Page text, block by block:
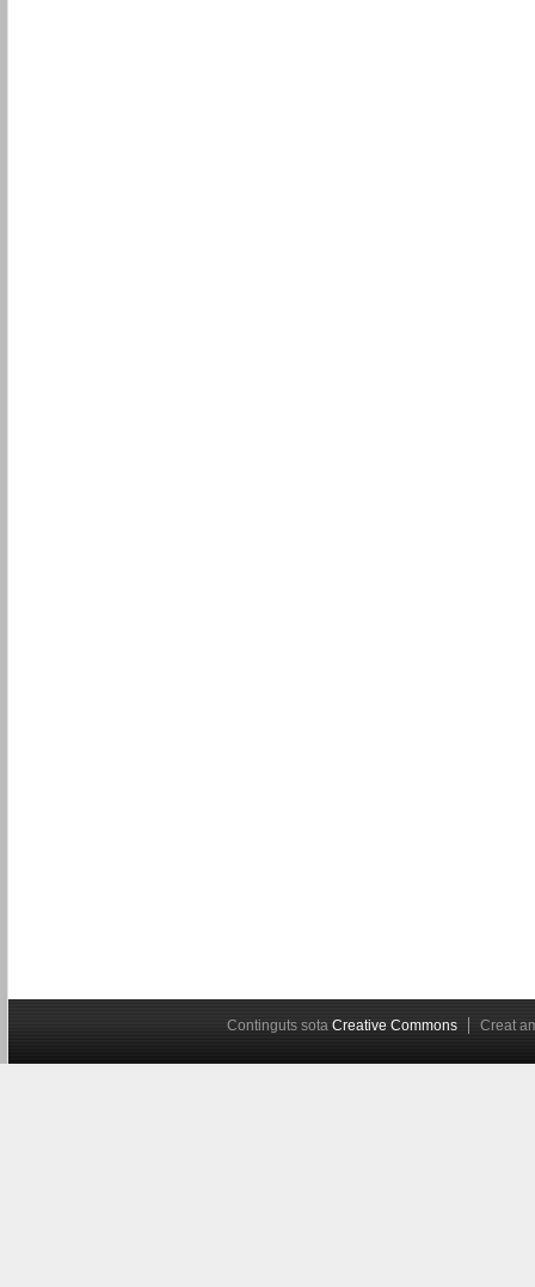
Continguts sota Creative Commons Creat